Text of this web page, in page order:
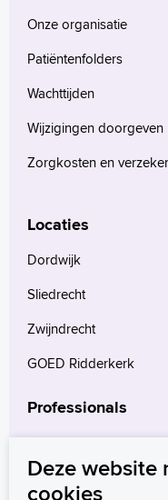
Onze organisatie
Patiëntenfolders
Wachttijden
Wijzigingen doorgeven
Zorgkosten en
Locaties
Dordwijk
Sliedrecht
Zwijndrecht
GOED Ridderkerk
Professionals
Verwijzers
Wetenschappelijk
Deze website
cookies